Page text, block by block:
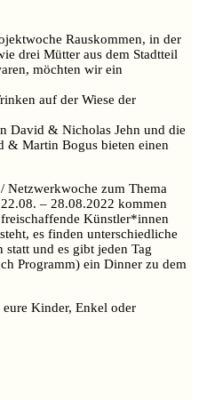
Rauskommen, in der
drei Mütter aus dem Stadtteil
möchten wir ein
auf der Wiese der
David & Nicholas Jehn und die
& Martin Bogus bieten einen
Netzwerkwoche zum Thema
– 28.08.2022 kommen
Künstler*innen
es finden unterschiedliche
und es gibt jeden Tag
Programm) ein Dinner zu dem
Kinder, Enkel oder